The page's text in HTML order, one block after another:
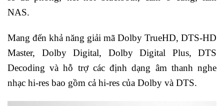
NAS.
Mang đến khả năng giải mã Dolby TrueHD, DTS-HD
Master, Dolby Digital, Dolby Digital Plus, DTS
Decoding và hỗ trợ các định dạng âm thanh nghe
nhạc hi-res bao gồm cả hi-res của Dolby và DTS.